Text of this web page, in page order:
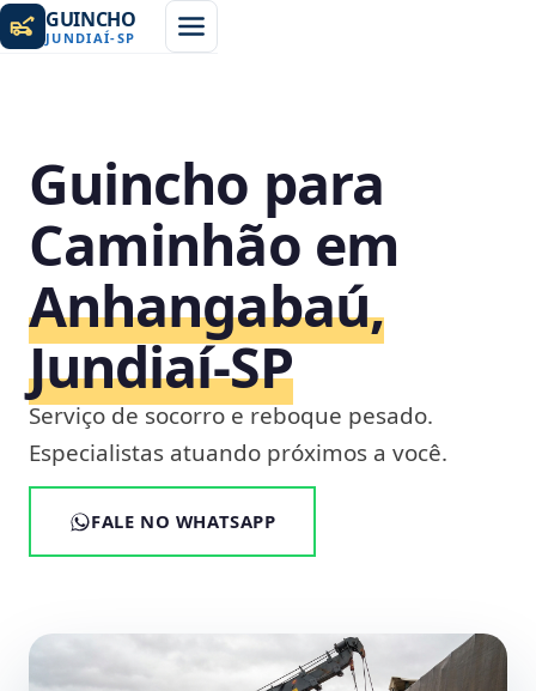
GUINCHO
JUNDIAÍ-SP
Guincho para
Caminhão em
Anhangabaú,
Jundiaí‑SP
Serviço de socorro e reboque pesado.
Especialistas atuando próximos a você.
FALE NO WHATSAPP